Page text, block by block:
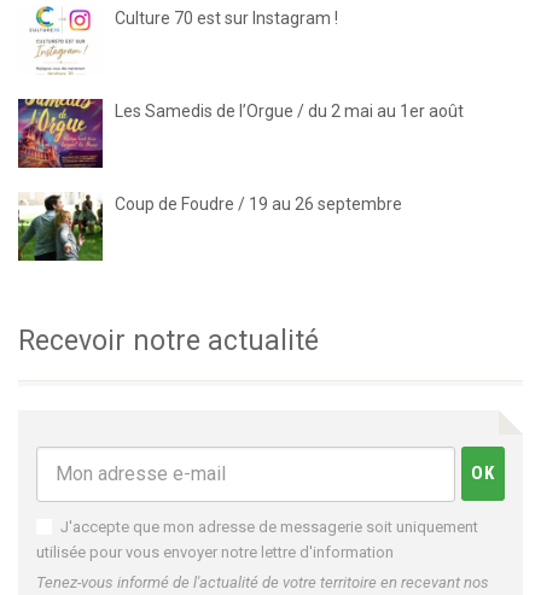
Culture 70 est sur Instagram !
Les Samedis de l’Orgue / du 2 mai au 1er août
Coup de Foudre / 19 au 26 septembre
Recevoir notre actualité
J'accepte que mon adresse de messagerie soit uniquement
utilisée pour vous envoyer notre lettre d'information
Tenez-vous informé de l'actualité de votre territoire en recevant nos